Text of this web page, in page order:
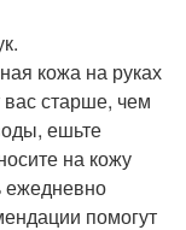
кожа на руках
вас старше, чем
ешьте
на кожу
ежедневно
помогут